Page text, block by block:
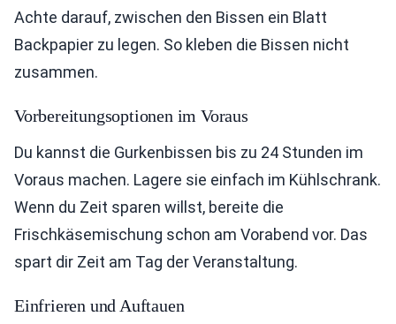
Achte darauf, zwischen den Bissen ein Blatt
Backpapier zu legen. So kleben die Bissen nicht
zusammen.
Vorbereitungsoptionen im Voraus
Du kannst die Gurkenbissen bis zu 24 Stunden im
Voraus machen. Lagere sie einfach im Kühlschrank.
Wenn du Zeit sparen willst, bereite die
Frischkäsemischung schon am Vorabend vor. Das
spart dir Zeit am Tag der Veranstaltung.
Einfrieren und Auftauen